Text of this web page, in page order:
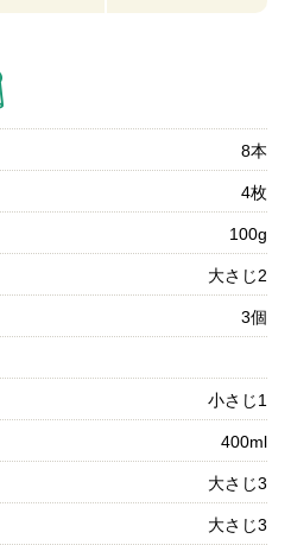
8本
4枚
100g
大さじ2
3個
小さじ1
400ml
大さじ3
大さじ3